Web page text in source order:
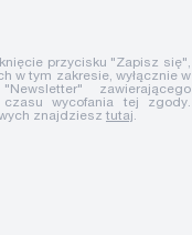
przycisku "Zapisz się",
w tym zakresie, wyłącznie w
zawierającego
wycofania tej zgody.
znajdziesz tutaj.